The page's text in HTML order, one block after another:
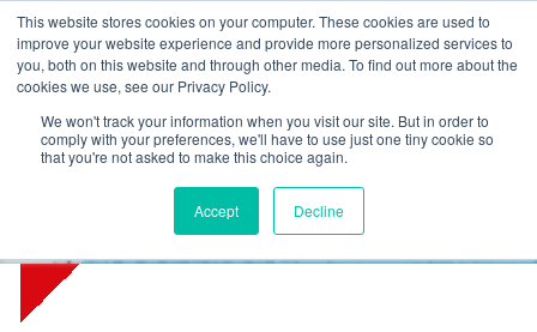
This website stores cookies on your computer. These cookies are used to
improve your website experience and provide more personalized services to
you, both on this website and through other media. To find out more about the
cookies we use, see our Privacy Policy.
We won't track your information when you visit our site. But in order to
comply with your preferences, we'll have to use just one tiny cookie so
that you're not asked to make this choice again.
Accept Decline
L T M P
Museum Voorlinden